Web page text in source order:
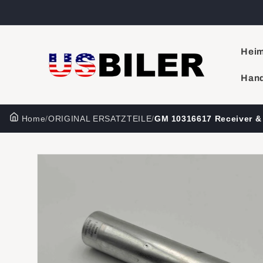
Inhalt
Home/ORIGINAL ERSATZTEILE/GM 10316617 Receiver
Zu